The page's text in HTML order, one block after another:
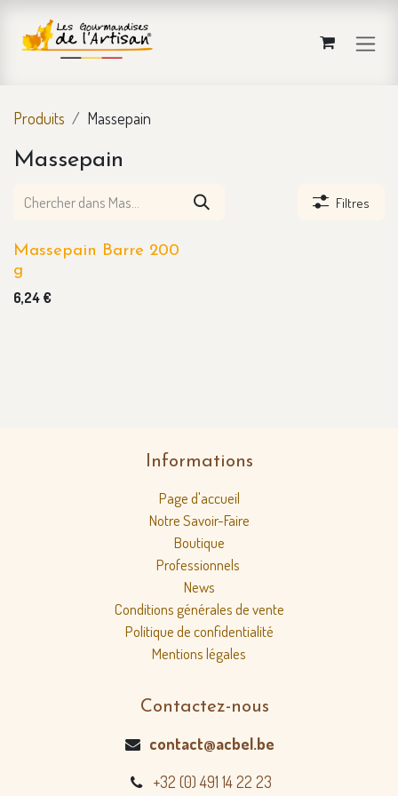
Produits Massepain
Massepain
Filtres
Massepain Barre 200
g
6,24 €
Informations
Page d'accueil
Notre Savoir-Faire
Boutique
Professionnels
News
Conditions générales de vente
Politique de confidentialité
Mentions légales
Contactez-nous
contact@acbel.be
+32 (0) 491 14 22 23